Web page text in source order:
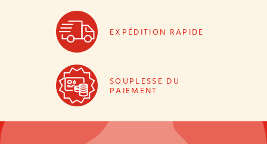
EXPÉDITION RAPIDE
SOUPLESSE DU
PAIEMENT